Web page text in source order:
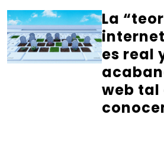
La
es real
web tal